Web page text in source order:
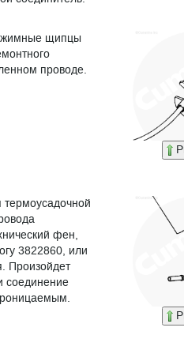
щипцы
проводе.
фен,
3822860, или
Произойдет
соединение